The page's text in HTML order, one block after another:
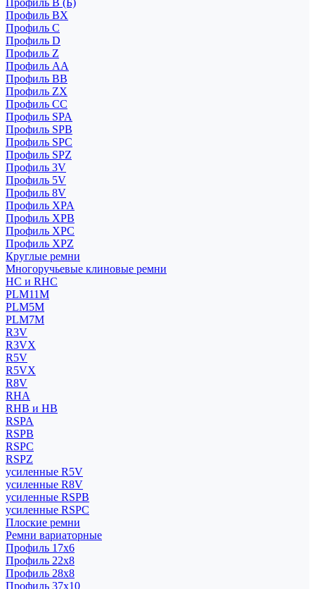
Профиль B (Б)
Профиль BX
Профиль C
Профиль D
Профиль Z
Профиль АА
Профиль BB
Профиль ZX
Профиль CC
Профиль SPA
Профиль SPB
Профиль SPC
Профиль SPZ
Профиль 3V
Профиль 5V
Профиль 8V
Профиль XPA
Профиль XPB
Профиль XPC
Профиль XPZ
Круглые ремни
Многоручьевые клиновые ремни
HC и RHC
PLM11M
PLM5M
PLM7M
R3V
R3VX
R5V
R5VX
R8V
RHA
RHB и HB
RSPA
RSPB
RSPC
RSPZ
усиленные R5V
усиленные R8V
усиленные RSPB
усиленные RSPC
Плоские ремни
Ремни вариаторные
Профиль 17x6
Профиль 22x8
Профиль 28x8
Профиль 37x10